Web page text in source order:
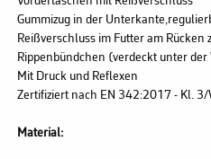
Gummizug in der
Reißverschluss im Futter am
Rippenbündchen (verdeckt unter
Mit Druck und Reflexen
Zertifiziert nach EN 342:2017 - Kl.
Material: